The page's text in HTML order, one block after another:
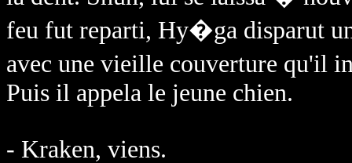
feu fut reparti, Hy�ga disparut
avec une vieille couverture qu'il
Puis il appela le jeune chien.
- Kraken, viens.